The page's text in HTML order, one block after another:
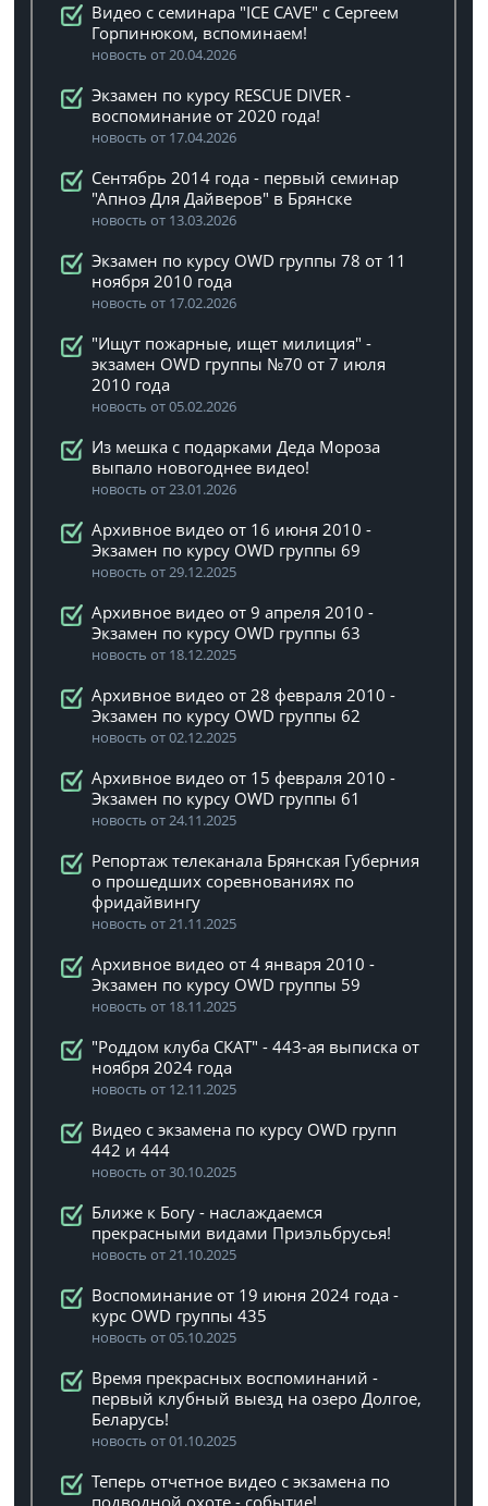
Видео с семинара "ICE CAVE" с Сергеем
Горпинюком, вспоминаем!
новость от 20.04.2026
Экзамен по курсу RESCUE DIVER -
воспоминание от 2020 года!
новость от 17.04.2026
Сентябрь 2014 года - первый семинар
"Апноэ Для Дайверов" в Брянске
новость от 13.03.2026
Экзамен по курсу OWD группы 78 от 11
ноября 2010 года
новость от 17.02.2026
"Ищут пожарные, ищет милиция" -
экзамен OWD группы №70 от 7 июля
2010 года
новость от 05.02.2026
Из мешка с подарками Деда Мороза
выпало новогоднее видео!
новость от 23.01.2026
Архивное видео от 16 июня 2010 -
Экзамен по курсу OWD группы 69
новость от 29.12.2025
Архивное видео от 9 апреля 2010 -
Экзамен по курсу OWD группы 63
новость от 18.12.2025
Архивное видео от 28 февраля 2010 -
Экзамен по курсу OWD группы 62
новость от 02.12.2025
Архивное видео от 15 февраля 2010 -
Экзамен по курсу OWD группы 61
новость от 24.11.2025
Репортаж телеканала Брянская Губерния
о прошедших соревнованиях по
фридайвингу
новость от 21.11.2025
Архивное видео от 4 января 2010 -
Экзамен по курсу OWD группы 59
новость от 18.11.2025
"Роддом клуба СКАТ" - 443-ая выписка от
ноября 2024 года
новость от 12.11.2025
Видео с экзамена по курсу OWD групп
442 и 444
новость от 30.10.2025
Ближе к Богу - наслаждаемся
прекрасными видами Приэльбрусья!
новость от 21.10.2025
Воспоминание от 19 июня 2024 года -
курс OWD группы 435
новость от 05.10.2025
Время прекрасных воспоминаний -
первый клубный выезд на озеро Долгое,
Беларусь!
новость от 01.10.2025
Теперь отчетное видео с экзамена по
подводной охоте - событие!